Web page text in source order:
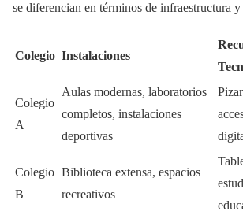
se diferencian en términos de infraestructura y
Colegio Instalaciones
Colegio
A
Aulas modernas, laboratorios
completos, instalaciones
deportivas
Colegio
B
Biblioteca extensa, espacios
recreativos